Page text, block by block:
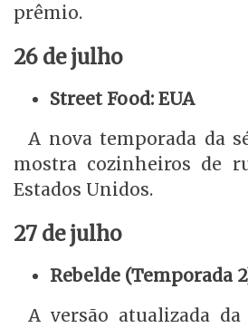
prêmio.
26 de julho
Street Food: EUA
A nova temporada da
mostra cozinheiros de
Estados Unidos.
27 de julho
Rebelde (Temporada
A versão atualizada